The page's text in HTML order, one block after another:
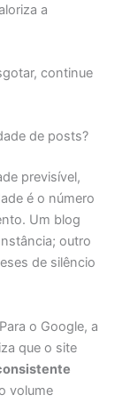
a
continue
de posts?
previsível,
é o número
Um blog
outro
de silêncio
o Google, a
que o site
volume